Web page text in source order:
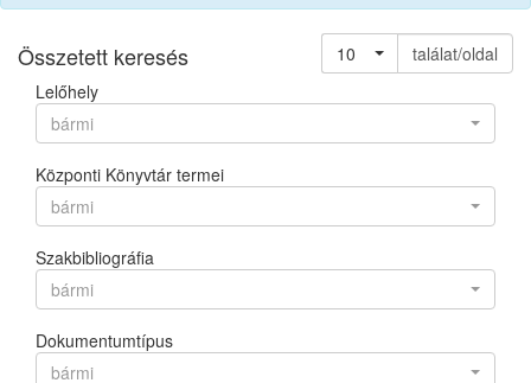
Összetett keresés 10
találat/oldal
Lelőhely
bármi
Központi Könyvtár termei
bármi
Szakbibliográfia
bármi
Dokumentumtípus
bármi